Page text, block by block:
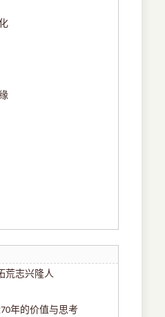
荒志兴隆人
70年的价值与思考